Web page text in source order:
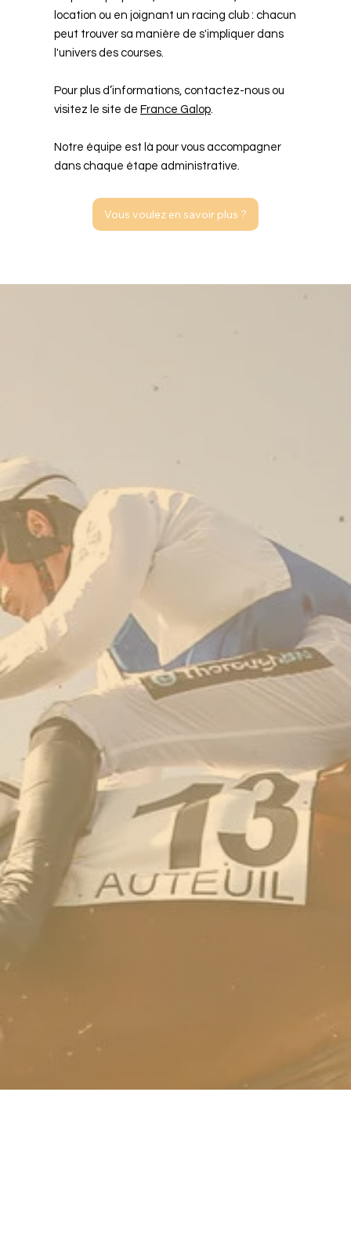
location ou en joignant un racing club : chacun
peut trouver sa manière de s'impliquer dans
l'univers des courses.
Pour plus d’informations, contactez-nous ou
visitez le site de France Galop.
Notre équipe est là pour vous accompagner
dans chaque étape administrative.
Vous voulez en savoir plus ?